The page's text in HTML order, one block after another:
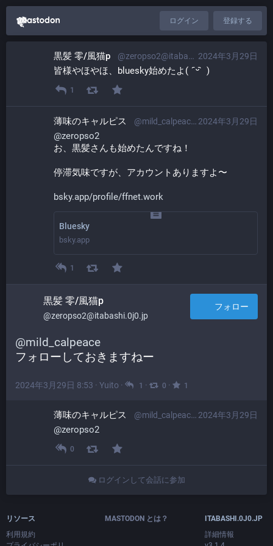
ログイン 登録する
2024年3月29日
黒髪 零/風猫p @zeropso2@itabashi.0j0.jp
皆様やほやほ、bluesky始めたよ(   ᷇ᵕ ᷆  )
1
2024年3月29日
薄味のキャルピス @mild_calpeace@minohdon.jp
@zeropso2
お、黒髪さんも始めたんですね！
停滞気味ですが、アカウントありますよ〜
bsky.app/profile/ffnet.work
Bluesky
bsky.app
1
黒髪 零/風猫p
@zeropso2@itabashi.0j0.jp
フォロー
@mild_calpeace
フォローしておきますねー
2024年3月29日 8:53 · Yuito · 1 · 0 · 1
2024年3月29日
薄味のキャルピス @mild_calpeace@minohdon.jp
@zeropso2
0
ログインして会話に参加
リソース
利用規約
MASTODON とは？
ITABASHI.0J0.JP
詳細情報